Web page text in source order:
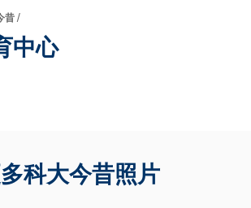
昔
中心
科大今昔照片